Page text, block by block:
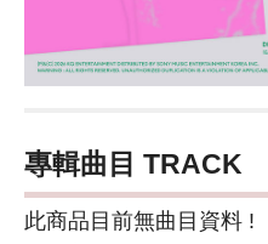
專輯曲目 TRACK
此商品目前無曲目資料 !